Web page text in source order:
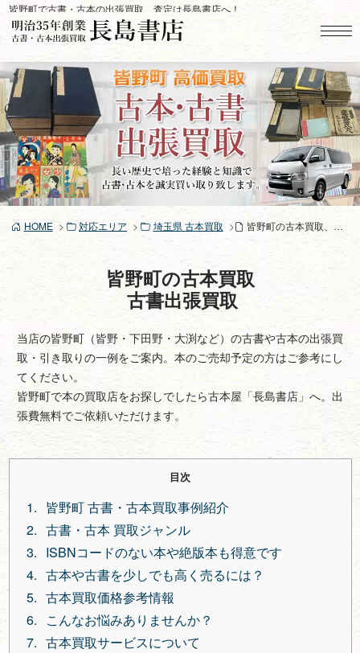
コ
ン
ツ
へ
ス
キ
ッ
プ
皆野町で古書・古本の出張買取、査定は長島書店へ！
HOME 対応エリア 埼玉県 古本買取 皆野町の古本買取、古書買取り
皆野町の古本買取
古書出張買取
当店の皆野町（皆野・下田野・大渕など）の古書や古本の出張買
取・引き取りの一例をご案内。本のご売却予定の方はご参考にし
てください。
皆野町で本の買取店をお探しでしたら古本屋「長島書店」へ。出
張費無料でご依頼いただけます。
目次
皆野町 古書・古本買取事例紹介
古書・古本 買取ジャンル
ISBNコードのない本や絶版本も得意です
古本や古書を少しでも高く売るには？
古本買取価格参考情報
こんなお悩みありませんか？
古本買取サービスについて